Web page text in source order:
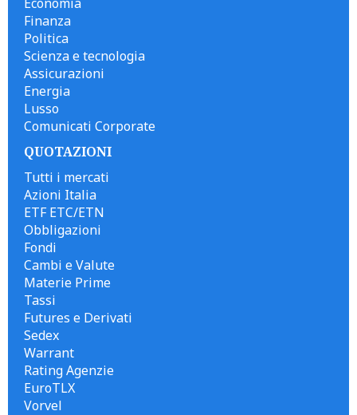
Finanza
Politica
Scienza e tecnologia
Assicurazioni
Energia
Lusso
Comunicati Corporate
QUOTAZIONI
Tutti i mercati
Azioni Italia
ETF ETC/ETN
Obbligazioni
Fondi
Cambi e Valute
Materie Prime
Tassi
Futures e Derivati
Sedex
Warrant
Rating Agenzie
EuroTLX
Vorvel